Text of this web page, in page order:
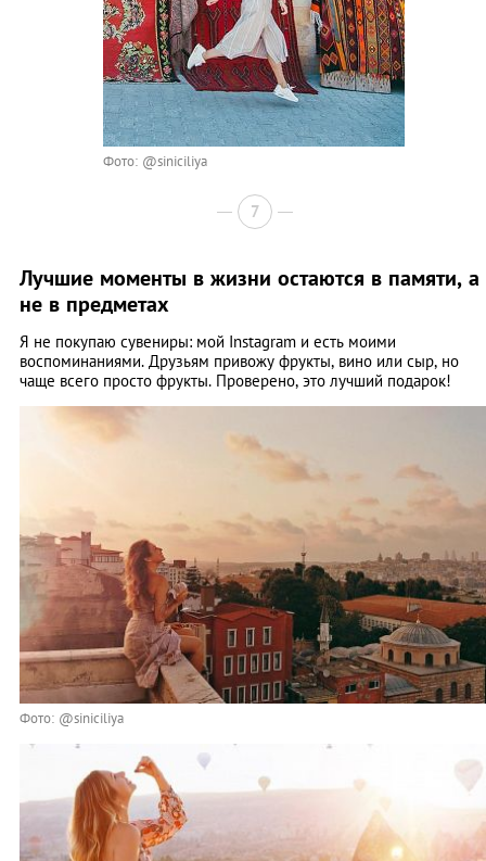
Фото: @siniciliya
7
Лучшие моменты в жизни остаются в памяти, а
не в предметах
Я не покупаю сувениры: мой Instagram и есть моими
воспоминаниями. Друзьям привожу фрукты, вино или сыр, но
чаще всего просто фрукты. Проверено, это лучший подарок!
Фото: @siniciliya